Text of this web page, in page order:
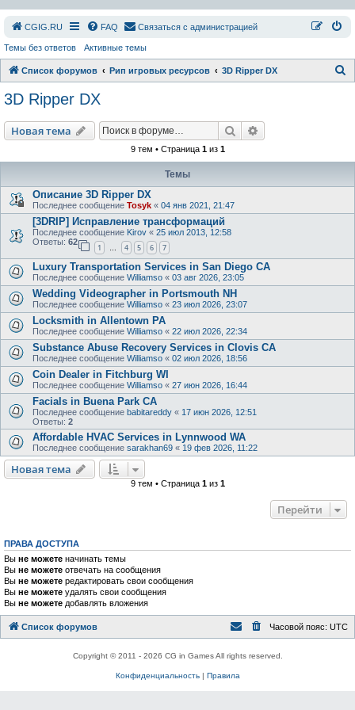
СGIG.RU FAQ Связаться с администрацией
Темы без ответов Активные темы
Список форумов Рип игровых ресурсов 3D Ripper DX
3D Ripper DX
Новая тема Поиск
9 тем • Страница 1из 1
Темы
Описание 3D Ripper DX
Последнее сообщение Tosyk « 04 янв 2021, 21:47
[3DRIP] Исправление транcформаций
Последнее сообщение Kirov « 25 июл 2013, 12:58
Ответы: 62
1 … 4 5 6 7
Luxury Transportation Services in San Diego CA
Последнее сообщение Williamso « 03 авг 2026, 23:05
Wedding Videographer in Portsmouth NH
Последнее сообщение Williamso « 23 июл 2026, 23:07
Locksmith in Allentown PA
Последнее сообщение Williamso « 22 июл 2026, 22:34
Substance Abuse Recovery Services in Clovis CA
Последнее сообщение Williamso « 02 июл 2026, 18:56
Coin Dealer in Fitchburg WI
Последнее сообщение Williamso « 27 июн 2026, 16:44
Facials in Buena Park CA
Последнее сообщение babitareddy « 17 июн 2026, 12:51
Ответы: 2
Affordable HVAC Services in Lynnwood WA
Последнее сообщение sarakhan69 « 19 фев 2026, 11:22
Новая тема
9 тем • Страница 1из 1
Перейти
ПРАВА ДОСТУПА
Вы не можете начинать темы
Вы не можете отвечать на сообщения
Вы не можете редактировать свои сообщения
Вы не можете удалять свои сообщения
Вы не можете добавлять вложения
Список форумов Часовой пояс: UTC
Copyright © 2011 - 2026 CG in Games All rights reserved.
Конфиденциальность| Правила